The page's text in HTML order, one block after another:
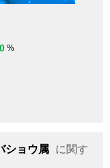
0 %
ショウ属 に関す